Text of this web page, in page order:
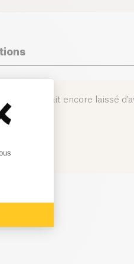
n'ait encore laissé
un.